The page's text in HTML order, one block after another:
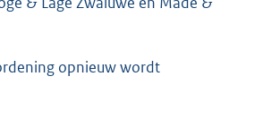
opnieuw wordt